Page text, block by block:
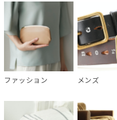
ファッション メンズ